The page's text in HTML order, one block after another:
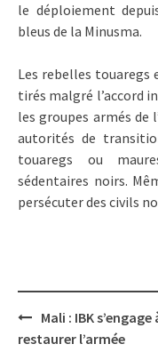
le déploiement
bleus de la Minusma.
Les rebelles touaregs
tirés malgré l’accord
les groupes armés de
autorités de
touaregs ou
sédentaires noirs.
persécuter des civils
Post
navigation
Mali : IBK s’engage
restaurer l’armée